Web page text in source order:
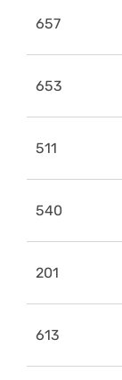
657
653
511
540
201
613